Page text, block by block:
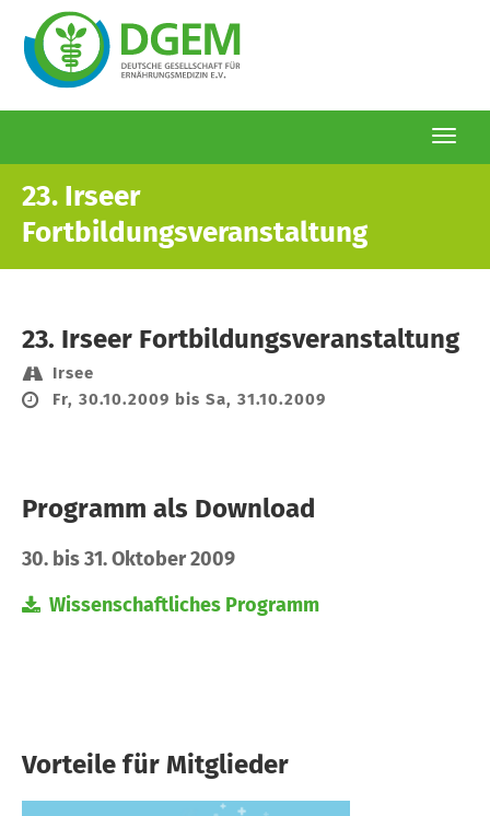
zum
Inhalt
23. Irseer
Fortbildungsveranstaltung
23. Irseer Fortbildungsveranstaltung
Irsee
Fr, 30.10.2009 bis Sa, 31.10.2009
Programm als Download
30. bis 31. Oktober 2009
Wissenschaftliches Programm
Vorteile für Mitglieder